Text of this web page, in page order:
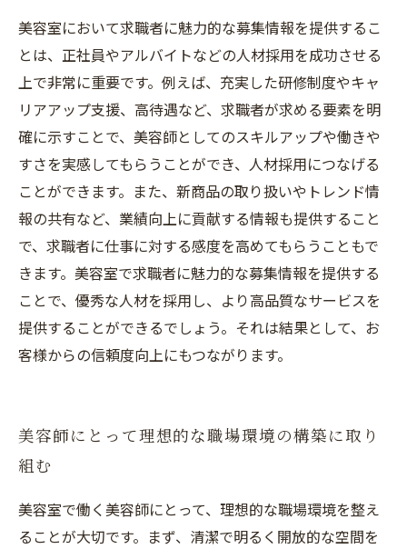
美容室において求職者に魅力的な募集情報を提供するこ
とは、正社員やアルバイトなどの人材採用を成功させる
上で非常に重要です。例えば、充実した研修制度やキャ
リアアップ支援、高待遇など、求職者が求める要素を明
確に示すことで、美容師としてのスキルアップや働きや
すさを実感してもらうことができ、人材採用につなげる
ことができます。また、新商品の取り扱いやトレンド情
報の共有など、業績向上に貢献する情報も提供すること
で、求職者に仕事に対する感度を高めてもらうこともで
きます。美容室で求職者に魅力的な募集情報を提供する
ことで、優秀な人材を採用し、より高品質なサービスを
提供することができるでしょう。それは結果として、お
客様からの信頼度向上にもつながります。
美容師にとって理想的な職場環境の構築に取り
組む
美容室で働く美容師にとって、理想的な職場環境を整え
ることが大切です。まず、清潔で明るく開放的な空間を